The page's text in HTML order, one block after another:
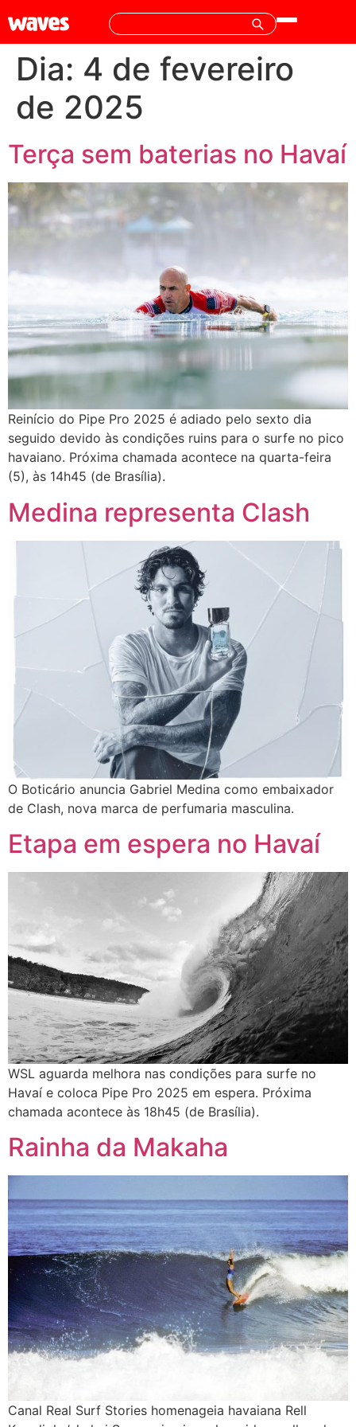
Dia: 4 de fevereiro
de 2025
Terça sem baterias no Havaí
Reinício do Pipe Pro 2025 é adiado pelo sexto dia
seguido devido às condições ruins para o surfe no pico
havaiano. Próxima chamada acontece na quarta-feira
(5), às 14h45 (de Brasília).
Medina representa Clash
O Boticário anuncia Gabriel Medina como embaixador
de Clash, nova marca de perfumaria masculina.
Etapa em espera no Havaí
WSL aguarda melhora nas condições para surfe no
Havaí e coloca Pipe Pro 2025 em espera. Próxima
chamada acontece às 18h45 (de Brasília).
Rainha da Makaha
Canal Real Surf Stories homenageia havaiana Rell